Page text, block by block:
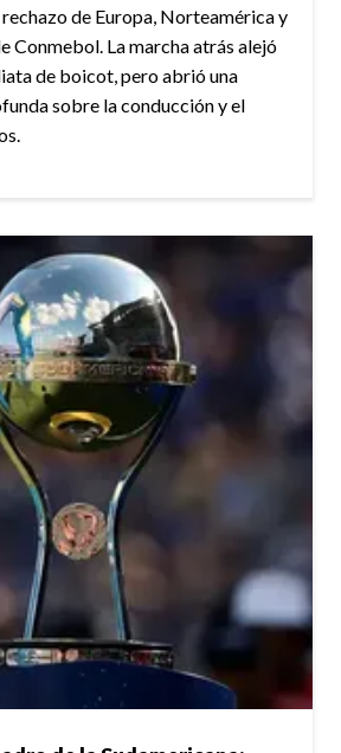
de Europa, Norteamérica y
Conmebol. La marcha atrás alejó
de boicot, pero abrió una
sobre la conducción y el